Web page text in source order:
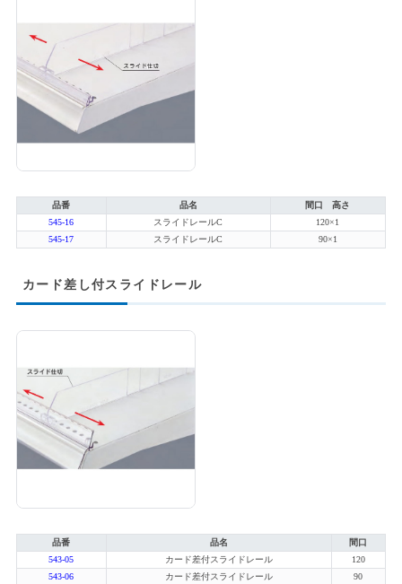
品番 品名
間口 高さ
545-16
スライドレールC
120×1
545-17
スライドレールC 90×1
カード差し付スライドレール
品番 品名
間口
543-05
カード差付スライドレール
120
543-06
カード差付スライドレール
90